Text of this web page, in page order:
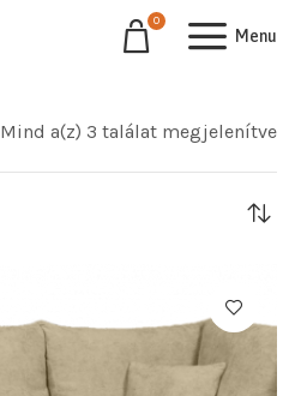
0
Menu
Mind a(z) 3 találat megjelenítve